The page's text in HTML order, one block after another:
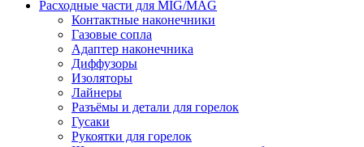
Расходные части для MIG/MAG
Контактные наконечники
Газовые сопла
Адаптер наконечника
Диффузоры
Изоляторы
Лайнеры
Разъёмы и детали для горелок
Гусаки
Рукоятки для горелок